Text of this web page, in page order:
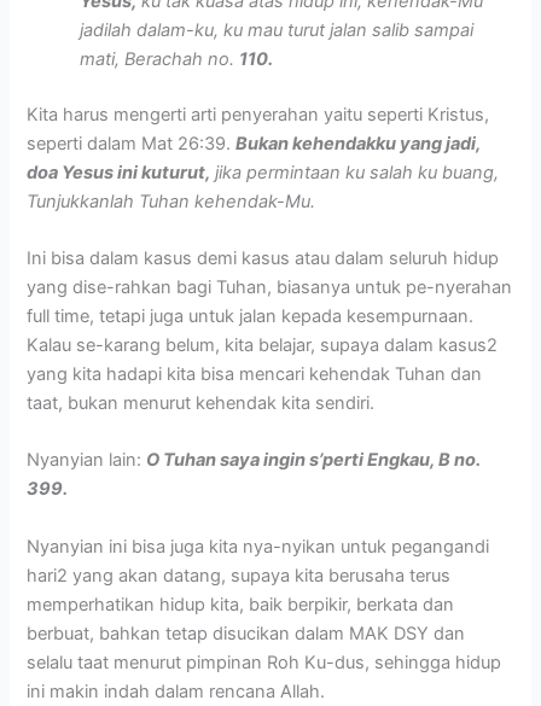
jadilah dalam-ku, ku mau turut jalan salib sampai
mati, Berachah no. 110.
Kita harus mengerti arti penyerahan yaitu seperti Kristus,
seperti dalam Mat 26:39.Bukan kehendakku yang jadi,
doa Yesus ini kuturut, jika permintaan ku salah ku buang,
Tunjukkanlah Tuhan kehendak-Mu.
Ini bisa dalam kasus demi kasus atau dalam seluruh hidup
yang dise-rahkan bagi Tuhan, biasanya untuk pe-nyerahan
full time, tetapi juga untuk jalan kepada kesempurnaan.
Kalau se-karang belum, kita belajar, supaya dalam kasus2
yang kita hadapi kita bisa mencari kehendak Tuhan dan
taat, bukan menurut kehendak kita sendiri.
Nyanyian lain: O Tuhan saya ingin s’perti Engkau, B no.
399.
Nyanyian ini bisa juga kita nya-nyikan untuk pegangandi
hari2 yang akan datang, supaya kita berusaha terus
memperhatikan hidup kita, baik berpikir, berkata dan
berbuat, bahkan tetap disucikan dalam MAK DSY dan
selalu taat menurut pimpinan Roh Ku-dus, sehingga hidup
ini makin indah dalam rencana Allah.